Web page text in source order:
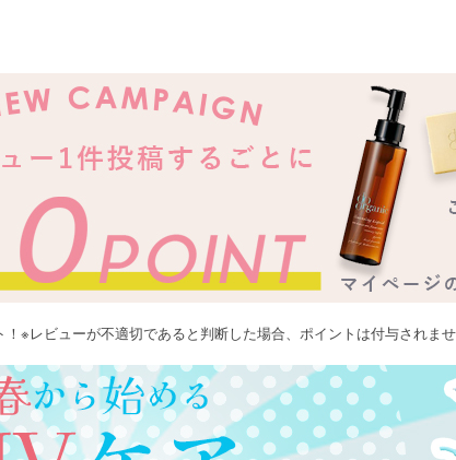
※レビューが不適切であると判断した場合、ポイントは付与されま